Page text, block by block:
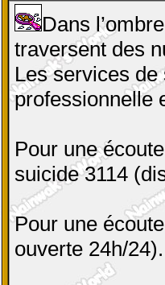
Dans
traversent des
Les services de
professionnelle
Pour une
suicide 3114
Pour une
ouverte 24h/24).